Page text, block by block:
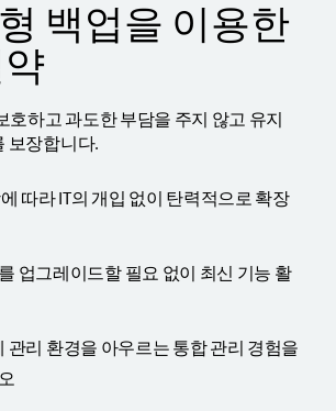
백업을 이용한
호하고 과도한 부담을 주지 않고 유지
보장합니다.
따라 IT의 개입 없이 탄력적으로 확장
업그레이드할 필요 없이 최신 기능 활
관리 환경을 아우르는 통합 관리 경험을